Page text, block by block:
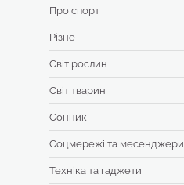
Про спорт
Різне
Світ рослин
Світ тварин
Сонник
Соцмережі та месенджери
Техніка та гаджети